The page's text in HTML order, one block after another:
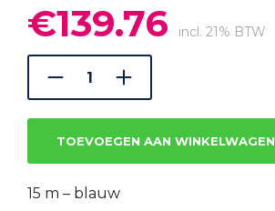
Oorspronkelijke
prijs
was:
€199.65.
€139.76 prijs
incl. 21% BTW
TOEVOEGEN AAN WINKELWAGEN
15 m – blauw